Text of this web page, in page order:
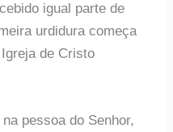
igual parte de
urdidura começa
de Cristo
pessoa do Senhor,